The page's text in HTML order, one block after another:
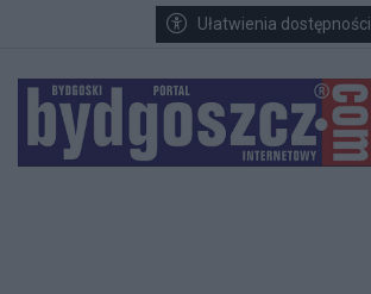
Przejdź do głównych treści
Przejdź do wyszukiwarki
Przejdź do głównego menuUłatwienia dostępności